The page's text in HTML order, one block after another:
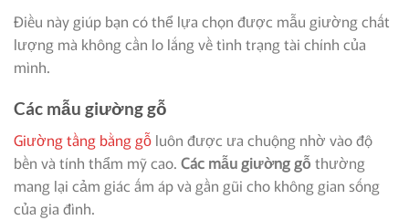
Điều này giúp bạn có thể lựa chọn được mẫu giường chất
lượng mà không cần lo lắng về tình trạng tài chính của
mình.
Các mẫu giường gỗ
Giường tầng bằng gỗ luôn được ưa chuộng nhờ vào độ
bền và tính thẩm mỹ cao. Các mẫu giường gỗ thường
mang lại cảm giác ấm áp và gần gũi cho không gian sống
của gia đình.